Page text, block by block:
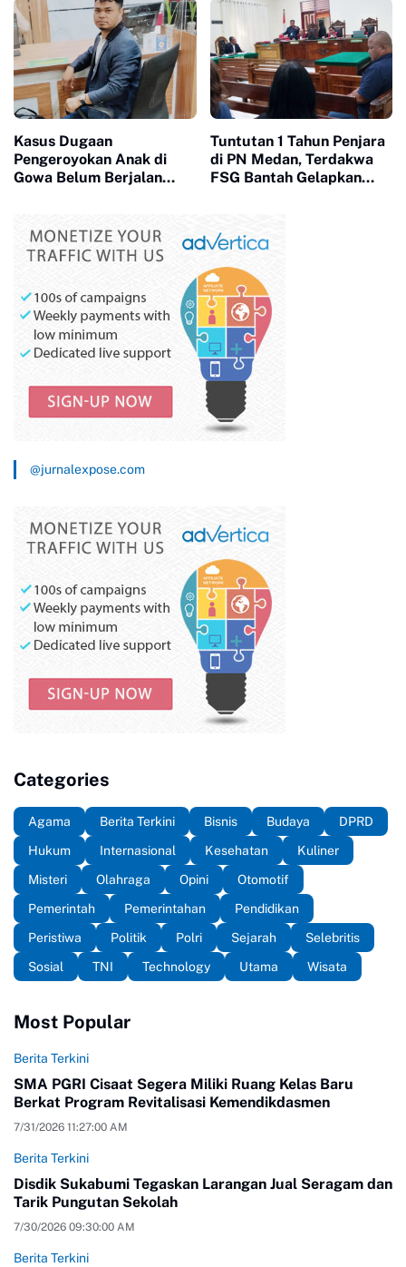
Aparat Tingkatkan
Pengawasan
Barang Bukti Narkotika
dan Sajam
Kasus Dugaan
Pengeroyokan Anak di
Gowa Belum Berjalan
Percepat Penanganan
Tuntutan 1 Tahun Penjara
di PN Medan, Terdakwa
FSG Bantah Gelapkan
@jurnalexpose.com
Categories
Agama Berita Terkini Bisnis Budaya
DPRD
Hukum
Internasional Kesehatan
Kuliner
Misteri
Olahraga Opini
Otomotif
Pemerintah
Pemerintahan
Pendidikan
Peristiwa
Politik Polri Sejarah
Selebritis
Sosial
TNI Technology Utama Wisata
Most Popular
Berita Terkini
SMA PGRI Cisaat Segera Miliki Ruang Kelas Baru
Berkat Program Revitalisasi Kemendikdasmen
7/31/2026 11:27:00 AM
Berita Terkini
Disdik Sukabumi Tegaskan Larangan Jual Seragam dan
Tarik Pungutan Sekolah
7/30/2026 09:30:00 AM
Berita Terkini